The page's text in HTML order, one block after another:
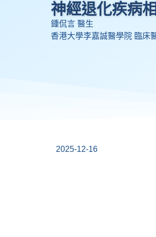
神經退化疾病
鍾侃言 醫生
香港大學李嘉誠醫學院 臨床
2025-12-16